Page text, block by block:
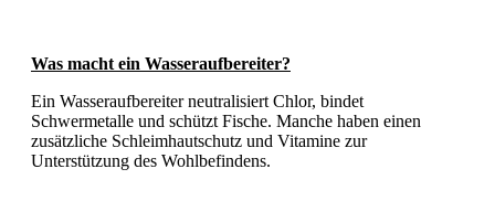
Was macht ein Wasseraufbereiter?
Ein Wasseraufbereiter neutralisiert Chlor, bindet
Schwermetalle und schützt Fische. Manche haben einen
zusätzliche Schleimhautschutz und Vitamine zur
Unterstützung des Wohlbefindens.